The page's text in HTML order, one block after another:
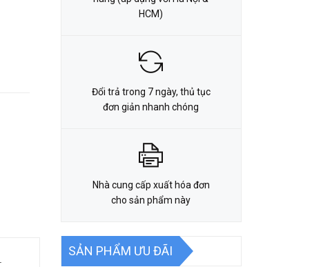
HCM)
Đổi trả trong 7 ngày, thủ tục
đơn giản nhanh chóng
Nhà cung cấp xuất hóa đơn
cho sản phẩm này
SẢN PHẨM ƯU ĐÃI